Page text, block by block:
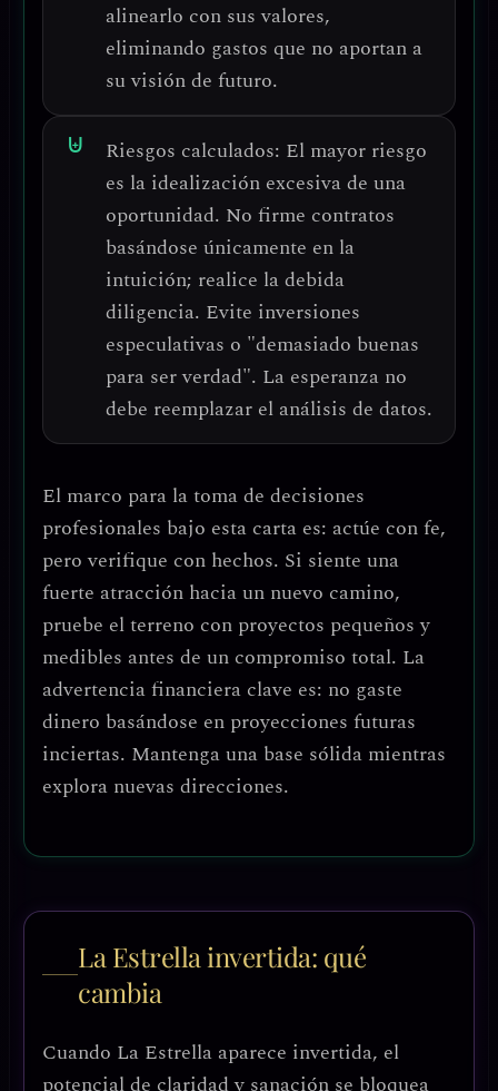
alinearlo con sus valores,
eliminando gastos que no aportan a
su visión de futuro.
Riesgos calculados: El mayor riesgo
es la idealización excesivade una
oportunidad. No firme contratos
basándose únicamente en la
intuición; realice la debida
diligencia. Evite inversiones
especulativas o "demasiado buenas
para ser verdad". La esperanza no
debe reemplazar el análisis de datos.
El marco para la toma de decisiones
profesionales bajo esta carta es: actúe con fe,
pero verifique con hechos. Si siente una
fuerte atracción hacia un nuevo camino,
pruebe el terreno con proyectos pequeños y
medibles antes de un compromiso total. La
advertencia financiera clave es: no gaste
dinero basándose en proyecciones futuras
inciertas. Mantenga una base sólida mientras
explora nuevas direcciones.
La Estrella invertida: qué
cambia
Cuando La Estrella aparece invertida, el
potencial de claridad y sanación se bloquea